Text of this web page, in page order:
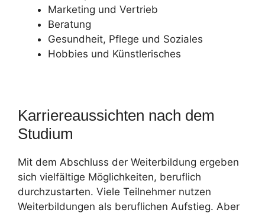
Marketing und Vertrieb
Beratung
Gesundheit, Pflege und Soziales
Hobbies und Künstlerisches
Karriereaussichten nach dem
Studium
Mit dem Abschluss der Weiterbildung ergeben
sich vielfältige Möglichkeiten, beruflich
durchzustarten. Viele Teilnehmer nutzen
Weiterbildungen als beruflichen Aufstieg. Aber